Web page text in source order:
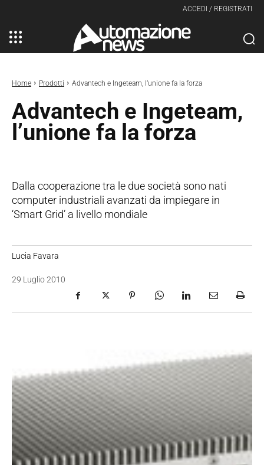
ACCEDI / REGISTRATI
Home Prodotti Advantech e Ingeteam, l’unione fa la forza
Advantech e Ingeteam,
l’unione fa la forza
Dalla cooperazione tra le due società sono nati
computer industriali avanzati da impiegare in
‘Smart Grid’ a livello mondiale
Lucia Favara
29 Luglio 2010